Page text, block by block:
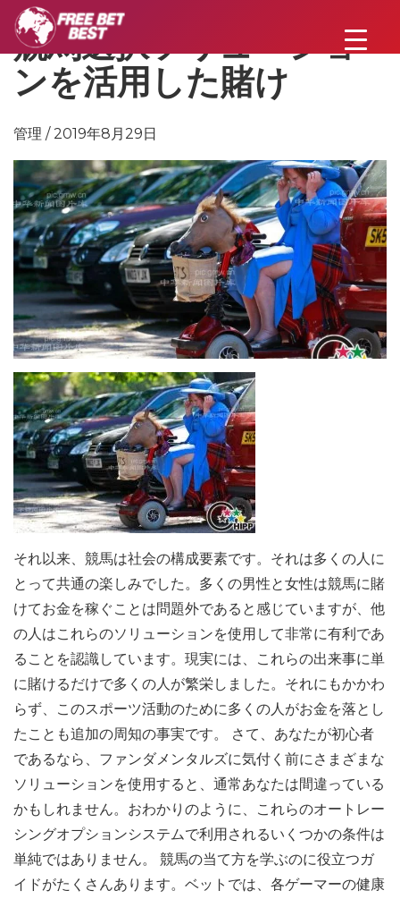
競馬選択ソリューショ
ンを活用した賭け
管理 / 2019年8月29日
それ以来、競馬は社会の構成要素です。それは多くの人に
とって共通の楽しみでした。多くの男性と女性は競馬に賭
けてお金を稼ぐことは問題外であると感じていますが、他
の人はこれらのソリューションを使用して非常に有利であ
ることを認識しています。現実には、これらの出来事に単
に賭けるだけで多くの人が繁栄しました。それにもかかわ
らず、このスポーツ活動のために多くの人がお金を落とし
たことも追加の周知の事実です。 さて、あなたが初心者
であるなら、ファンダメンタルズに気付く前にさまざまな
ソリューションを使用すると、通常あなたは間違っている
かもしれません。おわかりのように、これらのオートレー
シングオプションシステムで利用されるいくつかの条件は
単純ではありません。 競馬の当て方を学ぶのに役立つガ
イドがたくさんあります。ベットでは、各ゲーマーの健康